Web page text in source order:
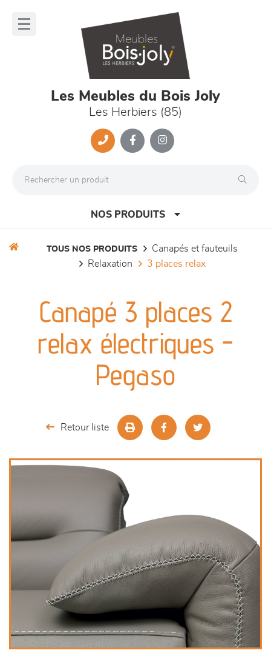
Les Meubles du Bois Joly
Les Herbiers (85)
NOS PRODUITS
séjours
meubles de complément
chambres et dressing
TOUS NOS PRODUITS
canapés et fauteuils
relaxation
3 places relax
Canapé 3 places 2
relax électriques -
Pegaso
Retour liste